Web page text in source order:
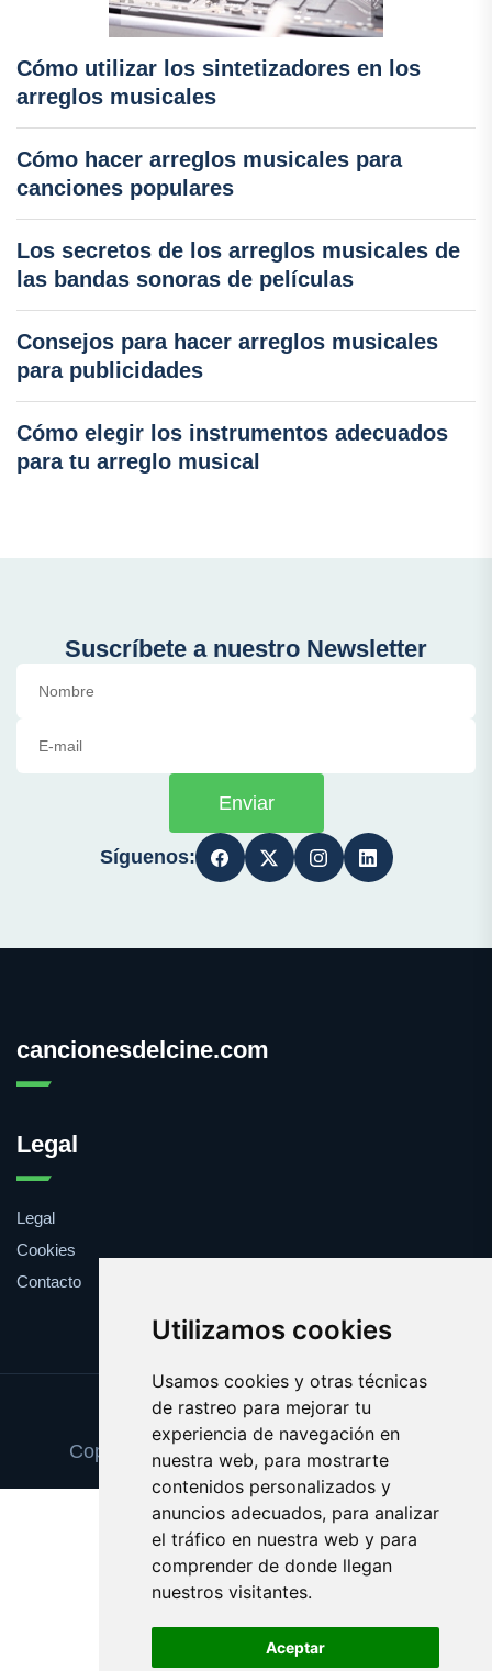
Utilizamos cookies
Usamos cookies y otras técnicas
de rastreo para mejorar tu
experiencia de navegación en
nuestra web, para mostrarte
contenidos personalizados y
anuncios adecuados, para analizar
el tráfico en nuestra web y para
comprender de donde llegan
nuestros visitantes.
Aceptar
Cómo utilizar los sintetizadores en los
arreglos musicales
Cómo hacer arreglos musicales para
canciones populares
Los secretos de los arreglos musicales de
las bandas sonoras de películas
Consejos para hacer arreglos musicales
para publicidades
Cómo elegir los instrumentos adecuados
para tu arreglo musical
Suscríbete a nuestro Newsletter
Enviar
Síguenos:
cancionesdelcine.com
Legal
Legal
Cookies
Contacto
Update cookies preferences
Copyright © 2025 cancionesdelcine.com